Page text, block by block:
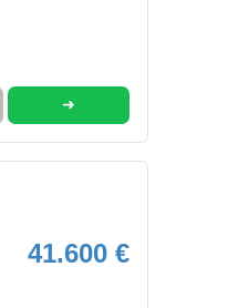
➜
41.600 €